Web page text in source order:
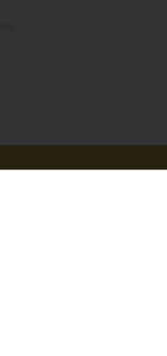
tus compras y canjealos